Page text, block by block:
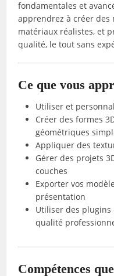
fondamentales et
apprendrez à créer des
matériaux réalistes, et
qualité, le tout sans
Ce que vous
Utiliser et
Créer des formes
géométriques
Appliquer des
Gérer des projets
couches
Exporter vos
présentation
Utiliser des
qualité
Compétences